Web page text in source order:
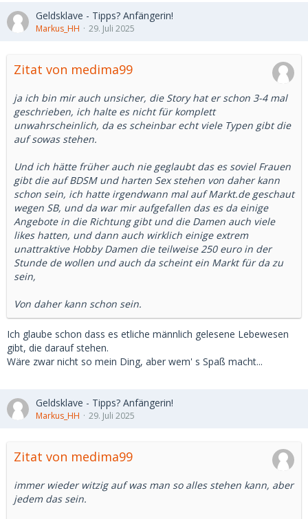
Geldsklave - Tipps? Anfängerin!
Markus_HH 29. Juli 2025
Zitat von medima99
ja ich bin mir auch unsicher, die Story hat er schon 3-4 mal
geschrieben, ich halte es nicht für komplett
unwahrscheinlich, da es scheinbar echt viele Typen gibt die
auf sowas stehen.
Und ich hätte früher auch nie geglaubt das es soviel Frauen
gibt die auf BDSM und harten Sex stehen von daher kann
schon sein, ich hatte irgendwann mal auf Markt.de geschaut
wegen SB, und da war mir aufgefallen das es da einige
Angebote in die Richtung gibt und die Damen auch viele
likes hatten, und dann auch wirklich einige extrem
unattraktive Hobby Damen die teilweise 250 euro in der
Stunde de wollen und auch da scheint ein Markt für da zu
sein,
Von daher kann schon sein.
Ich glaube schon dass es etliche männlich gelesene Lebewesen
gibt, die darauf stehen.
Wäre zwar nicht so mein Ding, aber wem' s Spaß macht...
Geldsklave - Tipps? Anfängerin!
Markus_HH 29. Juli 2025
Zitat von medima99
immer wieder witzig auf was man so alles stehen kann, aber
jedem das sein.